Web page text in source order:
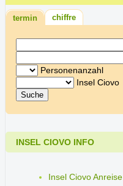
termin chiffre
Personenanzahl
Insel Ciovo
INSEL CIOVO INFO
Insel Ciovo Anreise